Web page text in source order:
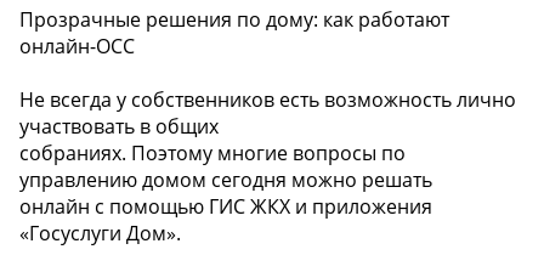
Прозрачные решения по дому: как работают
онлайн-ОСС
Не всегда у собственников есть возможность лично
участвовать в общих
собраниях. Поэтому многие вопросы по
управлению домом сегодня можно решать
онлайн с помощью ГИС ЖКХ и приложения
«Госуслуги Дом».